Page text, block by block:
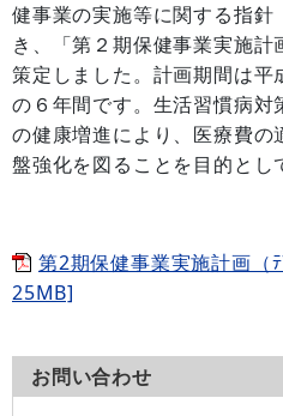
健事業の実施等に関する指
き、「第２期保健事業実施
策定しました。計画期間は
の６年間です。生活習慣病
の健康増進により、医療費の
盤強化を図ることを目的とし
第2期保健事業実施計画（
25MB]
お問い合わせ